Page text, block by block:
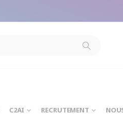
C2AI RECRUTEMENT